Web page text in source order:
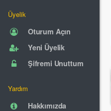
Üyelik
Oturum Açın
Yeni Üyelik
Şifremi Unuttum
Yardım
Hakkımızda